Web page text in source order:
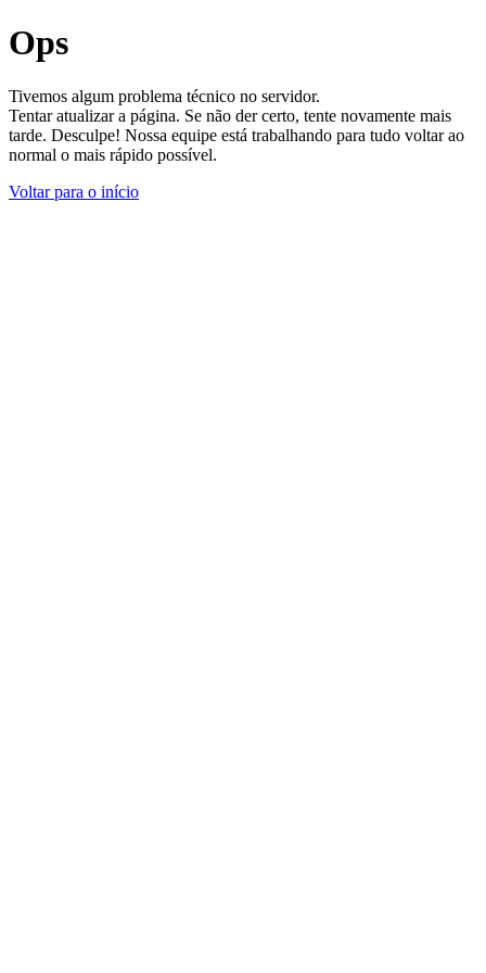
Ops
Tivemos algum problema técnico no servidor.
Tentar atualizar a página. Se não der certo, tente novamente mais
tarde. Desculpe! Nossa equipe está trabalhando para tudo voltar ao
normal o mais rápido possível.
Voltar para o início